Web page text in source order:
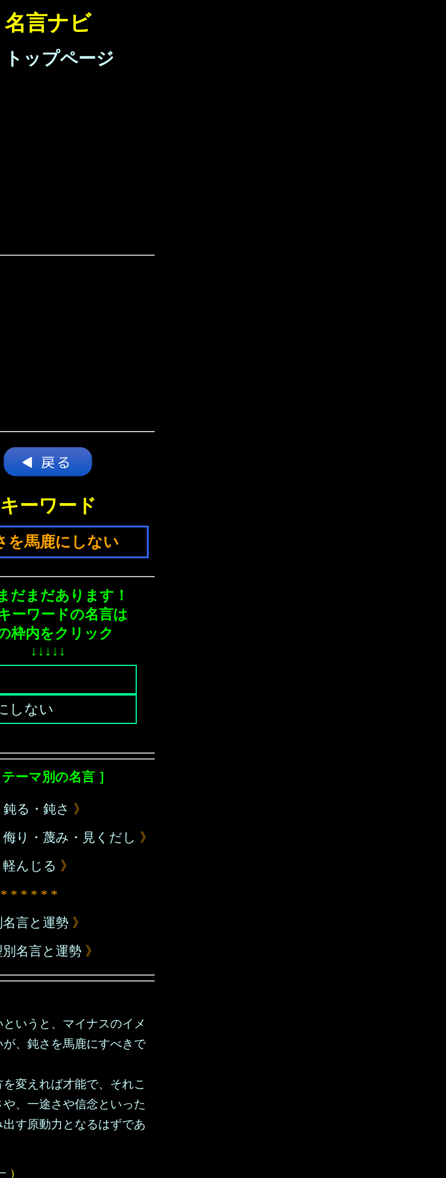
名言ナビ
ップページ
キーワード
を馬鹿にしない
だまだあります！
ーワードの名言は
枠内をクリック
↓↓↓↓↓
しない
テーマ別の名言 ］
る・鈍さ 》
り・蔑み・見くだし 》
んじる 》
* * * * *
言と運勢 》
別名言と運勢 》
いうと、マイナスのイメ
が、鈍さを馬鹿にすべきで
変えれば才能で、それこ
や、一途さや信念といった
出す原動力となるはずであ
）